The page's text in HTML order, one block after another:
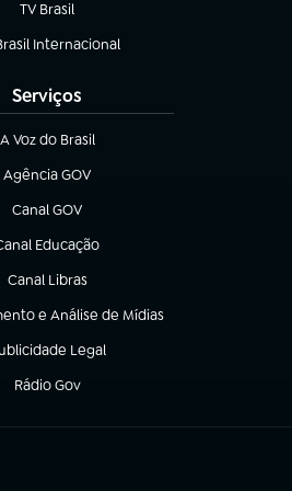
TV Brasil
(abre em nova aba)
Internacional
em nova aba)
Serviços
A Voz do Brasil
(abre em nova aba)
Agência GOV
(abre em nova aba)
Canal GOV
(abre em nova aba)
Educação
em nova aba)
Canal Libras
(abre em nova aba)
e Análise de Mídias
aba)
Legal
em nova aba)
Rádio Gov
(abre em nova aba)